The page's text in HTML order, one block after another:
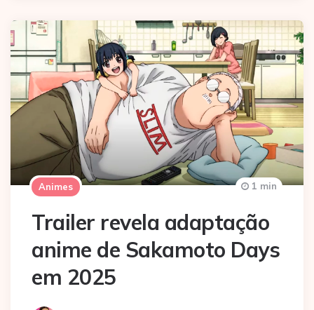
Animes
Trailer revela adaptação
anime de Sakamoto Days
em 2025
1 min